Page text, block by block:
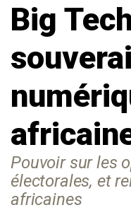
Big
Pouvoir sur les
électorales, et
africaines